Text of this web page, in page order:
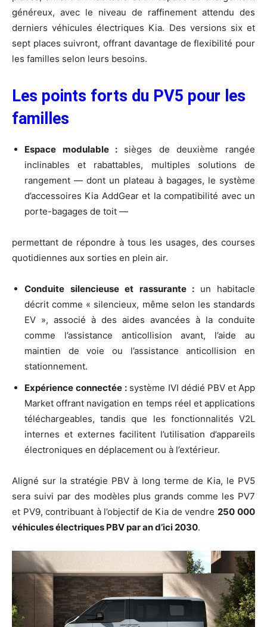
généreux, avec le niveau de raffinement attendu des
derniers véhicules électriques Kia. Des versions six et
sept places suivront, offrant davantage de flexibilité pour
les familles selon leurs besoins.
Les points forts du PV5 pour les
familles
Espace modulable : sièges de deuxième rangée
inclinables et rabattables, multiples solutions de
rangement — dont un plateau à bagages, le système
d’accessoires Kia AddGear et la compatibilité avec un
porte-bagages de toit —
permettant de répondre à tous les usages, des courses
quotidiennes aux sorties en plein air.
Conduite silencieuse et rassurante : un habitacle
décrit comme « silencieux, même selon les standards
EV », associé à des aides avancées à la conduite
comme l’assistance anticollision avant, l’aide au
maintien de voie ou l’assistance anticollision en
stationnement.
Expérience connectée : système IVI dédié PBV et App
Market offrant navigation en temps réel et applications
téléchargeables, tandis que les fonctionnalités V2L
internes et externes facilitent l’utilisation d’appareils
électroniques en déplacement ou à l’extérieur.
Aligné sur la stratégie PBV à long terme de Kia, le PV5
sera suivi par des modèles plus grands comme les PV7
et PV9, contribuant à l’objectif de Kia de vendre 250 000
véhicules électriques PBV par an d’ici 2030.